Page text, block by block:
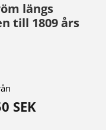
längs
till 1809 års
SEK